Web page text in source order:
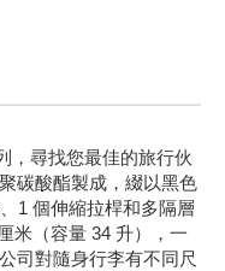
，尋找您最佳的旅行伙
碳酸酯製成，綴以黑色
1 個伸縮拉桿和多隔層
米（容量 34 升），一
司對隨身行李有不同尺